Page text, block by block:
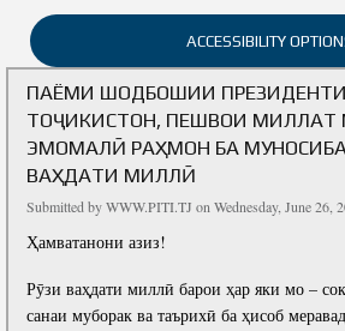
Proclamation of state independence
Tajik peacemaking experience
Strengthening of state independence
Judicial power
National currency
WWW.PRESIDENT.TJ
Symbols of the President
Biography
Books
Films
Articles
Awards
LEGISLATION
Constitution of the Republic of Tajikistan
National Development Strategy of the
the period up to 2030
Medium-term Development Program of
for 2021-2025
THE REPUBLIC OF
NEWS
ABOUT THE INSTITUTE
Articles
Structure
Director
ACTIVITIES
Current activities
Labour Union Committee of the Institute
Demography of the NAST
Monograph
CONTACTS
ACCESSIBILITY
ПАЁМИ ШОДБОШИИ
ТОҶИКИСТОН, ПЕШВОИ МИЛЛАТ
ЭМОМАЛӢ РАҲМОН БА
ВАҲДАТИ МИЛЛӢ
Submitted byWWW.PITI.TJ on Wednesday, June 26,
Ҳамватанони азиз!
Рӯзи ваҳдати миллӣ барои ҳар яки мо –
санаи муборак ва таърихӣ ба ҳисоб